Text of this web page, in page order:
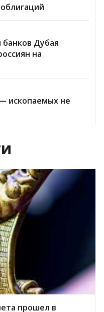
банков Дубая
на
ископаемых не
прошел в